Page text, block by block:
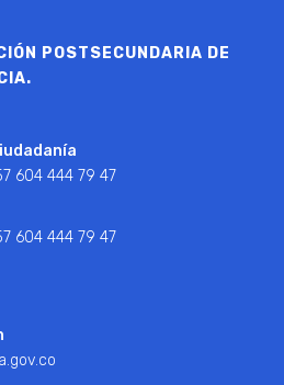
POSTSECUNDARIA DE
604 444 79 47
604 444 79 47